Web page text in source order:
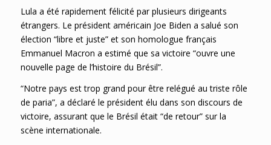
Lula a été rapidement félicité par plusieurs dirigeants
étrangers. Le président américain Joe Biden a salué son
élection “libre et juste” et son homologue français
Emmanuel Macron a estimé que sa victoire “ouvre une
nouvelle page de l’histoire du Brésil”.
“Notre pays est trop grand pour être relégué au triste rôle
de paria”, a déclaré le président élu dans son discours de
victoire, assurant que le Brésil était “de retour” sur la
scène internationale.